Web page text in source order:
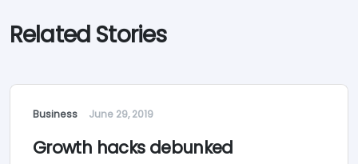
Related Stories
Business June 29, 2019
Growth hacks debunked